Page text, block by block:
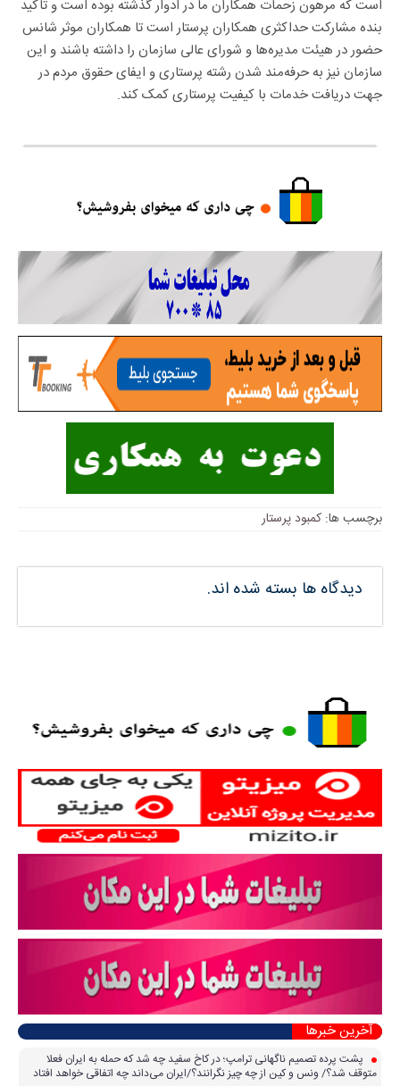
است که مرهون زحمات همکاران ما در ادوار گذشته بوده است و تاکید
بنده مشارکت حداکثری همکاران پرستار است تا همکاران موثر شانس
حضور در هیئت مدیره‌ها و شورای عالی سازمان را داشته باشند و این
سازمان نیز به حرفه‌مند شدن رشته پرستاری و ایفای حقوق مردم در
جهت دریافت خدمات با کیفیت پرستاری کمک کند.
برچسب ها: کمبود پرستار
دیدگاه ها بسته شده اند.
آخرین خبرها
پشت پرده تصمیم ناگهانی ترامپ؛ در کاخ سفید چه شد که حمله به ایران فعلا
متوقف شد؟/ ونس و کین از چه چیز نگرانند؟/ایران می‌داند چه اتفاقی خواهد افتاد